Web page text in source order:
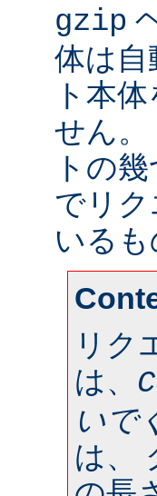
gzip
体は自
ト本
せん
トの
でリ
いるも
リク
は、
いで
は、